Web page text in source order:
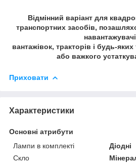
Відмінний варіант для
транспортних засобів,
вантажівок, тракторів і будь-
або важкого
Приховати
Характеристики
Основні атрибути
Лампи в комплекті
Діодні
Скло